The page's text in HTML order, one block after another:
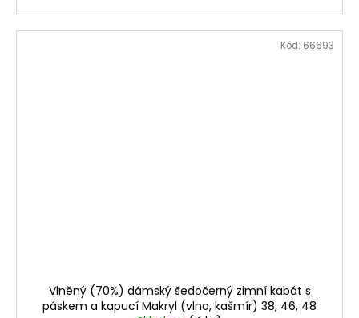
Vlněný (70%) dámský šedočerný zimní kabát s
páskem a kapucí Makryl (vlna, kašmír) 38, 46, 48
Kód: 66693